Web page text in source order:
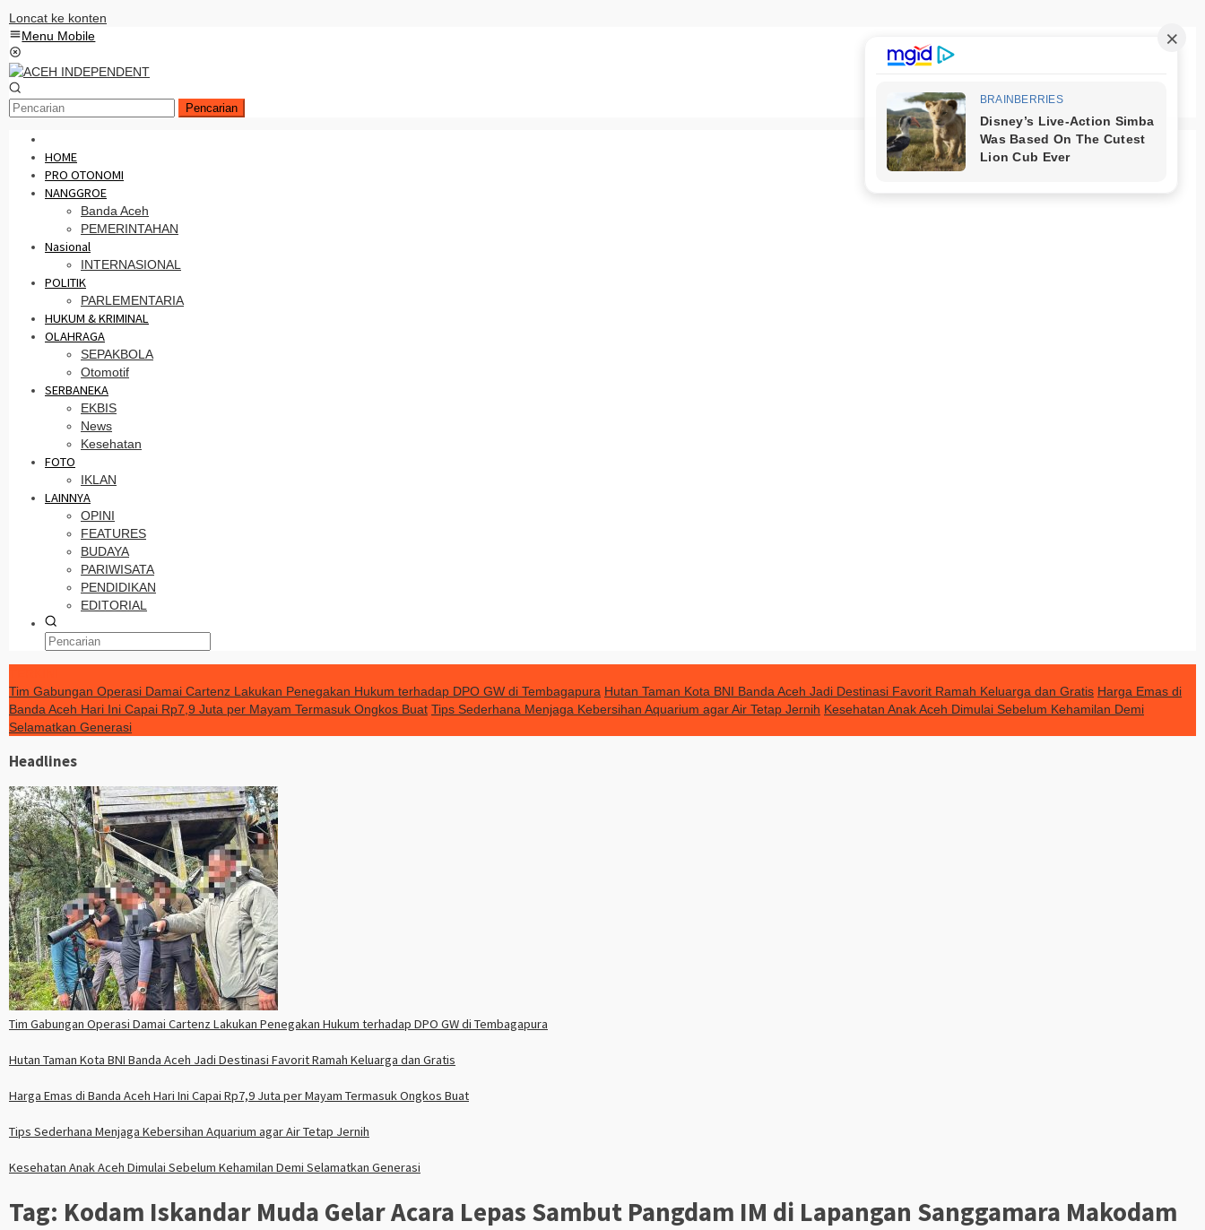
Loncat ke konten
Menu Mobile
Pencarian
HOME
PRO OTONOMI
NANGGROE
Banda Aceh
PEMERINTAHAN
Nasional
INTERNASIONAL
POLITIK
PARLEMENTARIA
HUKUM & KRIMINAL
OLAHRAGA
SEPAKBOLA
Otomotif
SERBANEKA
EKBIS
News
Kesehatan
FOTO
IKLAN
LAINNYA
OPINI
FEATURES
BUDAYA
PARIWISATA
PENDIDIKAN
EDITORIAL
Tim Gabungan Operasi Damai Cartenz Lakukan Penegakan Hukum terhadap DPO GW di Tembagapura Hutan Taman Kota BNI Banda Aceh Jadi Destinasi Favorit Ramah Keluarga dan Gratis Harga Emas di
Banda Aceh Hari Ini Capai Rp7,9 Juta per Mayam Termasuk Ongkos Buat Tips Sederhana Menjaga Kebersihan Aquarium agar Air Tetap Jernih Kesehatan Anak Aceh Dimulai Sebelum Kehamilan Demi
Selamatkan Generasi
Headlines
Tim Gabungan Operasi Damai Cartenz Lakukan Penegakan Hukum terhadap DPO GW di Tembagapura
Hutan Taman Kota BNI Banda Aceh Jadi Destinasi Favorit Ramah Keluarga dan Gratis
Harga Emas di Banda Aceh Hari Ini Capai Rp7,9 Juta per Mayam Termasuk Ongkos Buat
Tips Sederhana Menjaga Kebersihan Aquarium agar Air Tetap Jernih
Kesehatan Anak Aceh Dimulai Sebelum Kehamilan Demi Selamatkan Generasi
Tag: Kodam Iskandar Muda Gelar Acara Lepas Sambut Pangdam IM di Lapangan Sanggamara Makodam